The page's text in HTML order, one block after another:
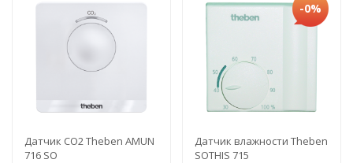
Датчик CO2 Theben AMUN
716 SO
-0%
Датчик влажности Theben
SOTHIS 715